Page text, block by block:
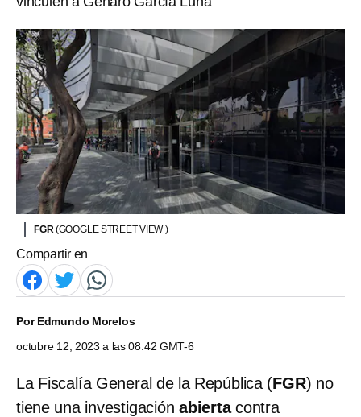
FGR(GOOGLE STREET VIEW )
Compartir en
PorEdmundo Morelos
octubre 12, 2023 a las 08:42 GMT-6
La Fiscalía General de la República (FGR) no
tiene una investigaciónabiertacontra